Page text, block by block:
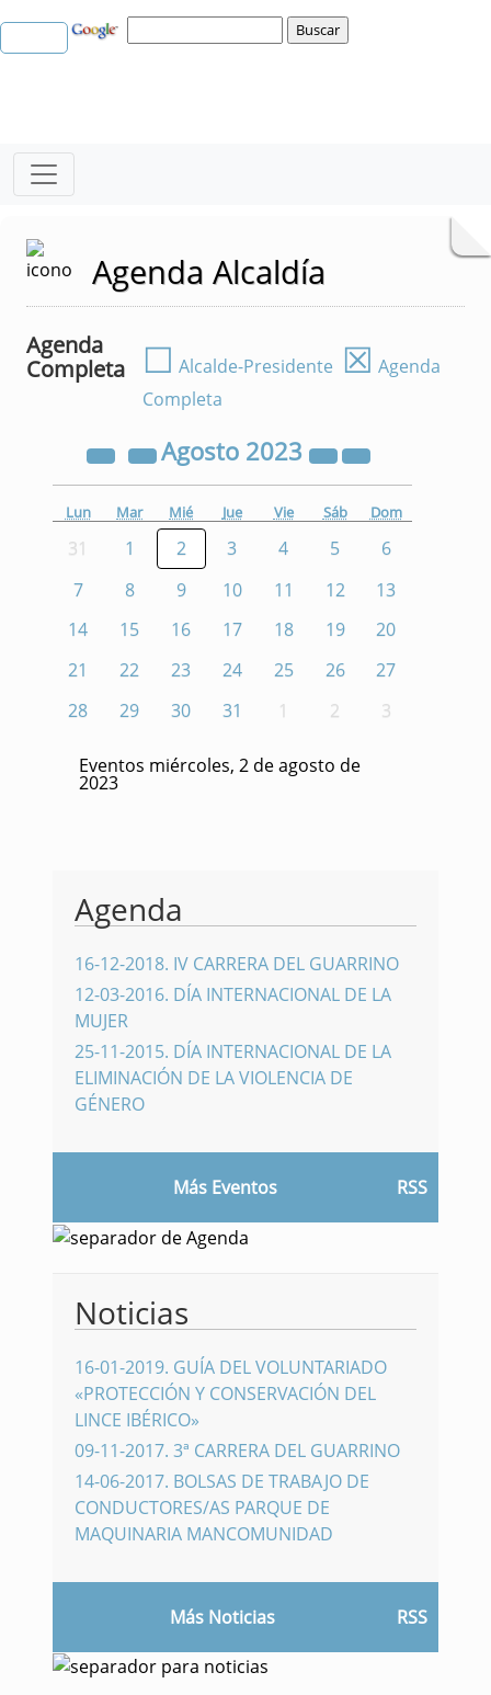
Agenda Alcaldía
Agenda
Completa
☐ Alcalde-Presidente ☒ Agenda
Completa
Agosto 2023
Lun Mar Mié Jue Vie Sáb Dom
31 1 2 3 4 5
6
7
8 9 10 11 12
13
14
15 16 17 18 19
20
21
22 23 24 25 26
27
28
29 30 31 1 2 3
Eventos miércoles, 2 de agosto de
2023
Agenda
16-12-2018. IV CARRERA DEL GUARRINO
12-03-2016. DÍA INTERNACIONAL DE LA
MUJER
25-11-2015. DÍA INTERNACIONAL DE LA
ELIMINACIÓN DE LA VIOLENCIA DE
GÉNERO
Más Eventos RSS
Noticias
16-01-2019. GUÍA DEL VOLUNTARIADO
«PROTECCIÓN Y CONSERVACIÓN DEL
LINCE IBÉRICO»
09-11-2017. 3ª CARRERA DEL GUARRINO
14-06-2017. BOLSAS DE TRABAJO DE
CONDUCTORES/AS PARQUE DE
MAQUINARIA MANCOMUNIDAD
Más Noticias RSS